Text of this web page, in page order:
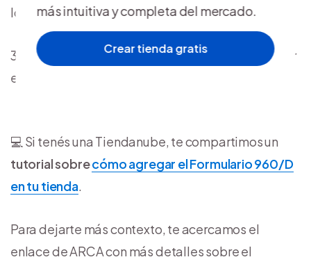
los domicilios declarados.
Seleccioná la opción “Descargar”
para obtener
el formulario.
💻 Si tenés una Tiendanube, te compartimos un
tutorial sobrecómo agregar el Formulario 960/D
en tu tienda.
Para dejarte más contexto, te acercamos el
enlace de ARCA con más detalles sobre el
más intuitiva y completa del mercado.
Crear tienda gratis